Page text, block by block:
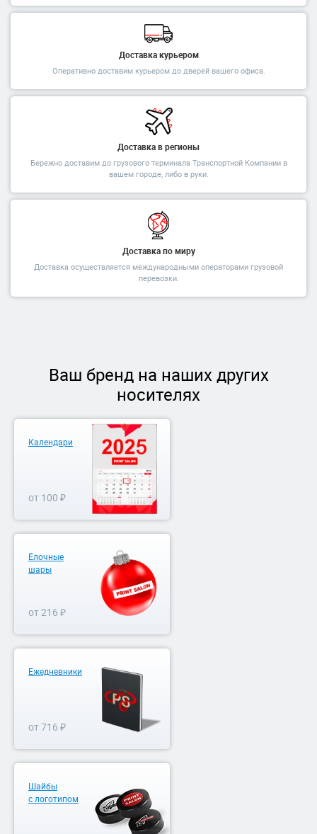
Доставка курьером
Оперативно доставим курьером до дверей вашего офиса.
Доставка в регионы
Бережно доставим до грузового терминала Транспортной Компании в
вашем городе, либо в руки.
Доставка по миру
Доставка осуществляется международными операторами грузовой
перевозки.
Ваш бренд на наших других
носителях
Календари
от 100 ₽
Ёлочные
шары
от 216 ₽
Ежедневники
от 716 ₽
Шайбы
с логотипом